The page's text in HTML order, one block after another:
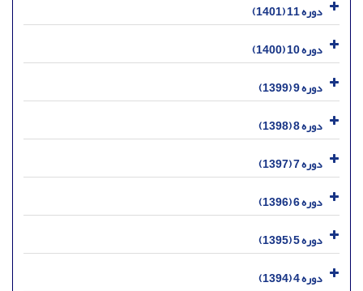
دوره 11 (1401)
دوره 10 (1400)
دوره 9 (1399)
دوره 8 (1398)
دوره 7 (1397)
دوره 6 (1396)
دوره 5 (1395)
دوره 4 (1394)